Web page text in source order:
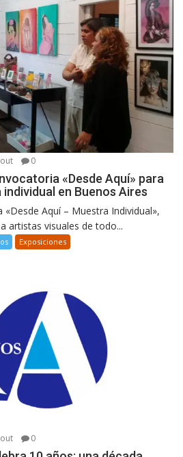
0
«Desde Aquí» para
en Buenos Aires
Aquí – Muestra Individual»,
artistas visuales de todo...
Exposiciones
0